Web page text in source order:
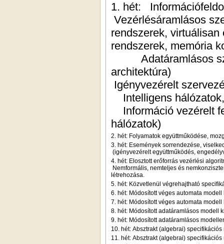
1. hét:
Vezérlésáramlásos
rendszerek,
rendszerek, memória
Adatáramlásos
architektúra)
Igényvezérelt
Intelligens
Információ vezérelt
hálózatok)
2. hét: Folyamatok együttműködése,
3. hét: Események sorrendezése,
(igényvezérelt együttműködés,
4. hét: Elosztott erőforrás vezérlési
Nemformális, nemteljes és
létrehozása.
5. hét: Közvetlenül végrehajtható
6. hét: Módosított véges automata
7. hét: Módosított véges automata
8. hét: Módosított adatáramlásos modell
9. hét: Módosított adatáramlásos
10. hét: Absztrakt (algebrai)
11. hét: Absztrakt (algebrai)